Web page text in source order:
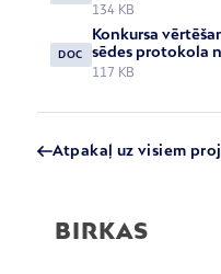
134 KB
DOC
Konkursa
sēdes protokola
117 KB
Atpakaļ uz visiem
BIRKAS